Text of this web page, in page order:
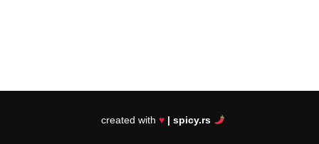
created with ♥ | spicy.rs